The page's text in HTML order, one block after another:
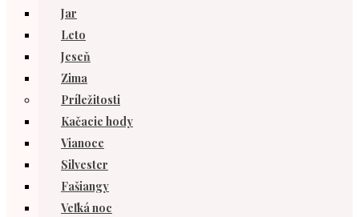
Jar
Leto
Jeseň
Zima
Príležitosti
Kačacie hody
Vianoce
Silvester
Fašiangy
Veľká noc